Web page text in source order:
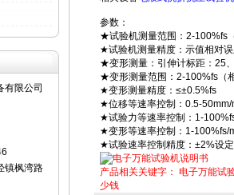
有限公司
镇枫湾路
参数：
★试验机测量范围：2-100%fs
★试验机测量精度：示值相对
★变形测量：引伸计标距：25
★变形测量范围：2-100%fs（
★变形测量精度：≤±0.5%fs
★位移等速率控制：0.5-50mm/
★试验力等速率控制：1-
★变形等速率控制：1-100%fs/
★试验速率控制精度：±2%设
产品相关关键字： 电子万能试
少钱